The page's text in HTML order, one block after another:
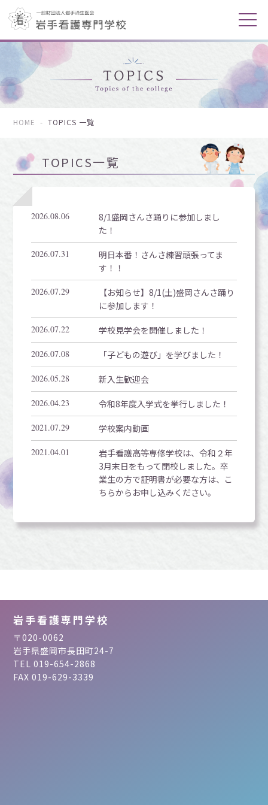
HOME -TOPICS 一覧
TOPICS一覧
2026.08.06
8/1盛岡さんさ踊りに参加しまし
た！
2026.07.31
明日本番！さんさ練習頑張ってま
す！！
2026.07.29
【お知らせ】8/1(土)盛岡さんさ踊り
に参加します！
2026.07.22 学校見学会を開催しました！
2026.07.08 「子どもの遊び」を学びました！
2026.05.28 新入生歓迎会
2026.04.23 令和8年度入学式を挙行しました！
2021.07.29 学校案内動画
2021.04.01
岩手看護高等専修学校は、令和２年
3月末日をもって閉校しました。卒
業生の方で証明書が必要な方は、こ
ちらからお申し込みください。
岩手看護専門学校
〒020-0062
岩手県盛岡市長田町24-7
TEL 019-654-2868
FAX 019-629-3339